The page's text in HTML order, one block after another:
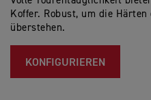
Koffer. Robust, um die Härten
überstehen.
KONFIGURIEREN